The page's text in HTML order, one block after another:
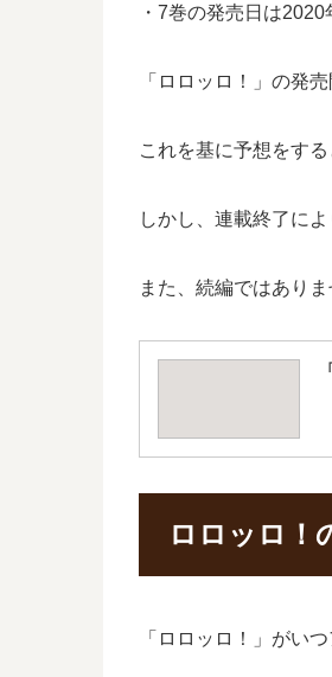
・7巻の発売日は2020
「ロロッロ！」の発
これを基に予想をす
しかし、連載終了に
また、続編ではあり
ロロッロ！
「ロロッロ！」がい